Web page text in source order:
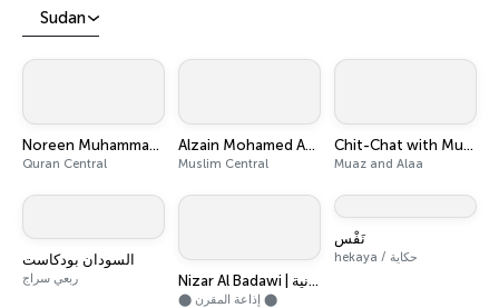
Sudan
Noreen Muhammad Siddique
Quran Central
Alzain Mohamed Ahmed
Muslim Central
Chit-Chat with Muaz and Alaa
Muaz and Alaa
السودان بودكاست
ربعي سراج Nizar Al Badawi | موسيقى لأغاني سودانية
⬤ إذاعة المقرن ⬤
نَفْس
hekaya / حكاية